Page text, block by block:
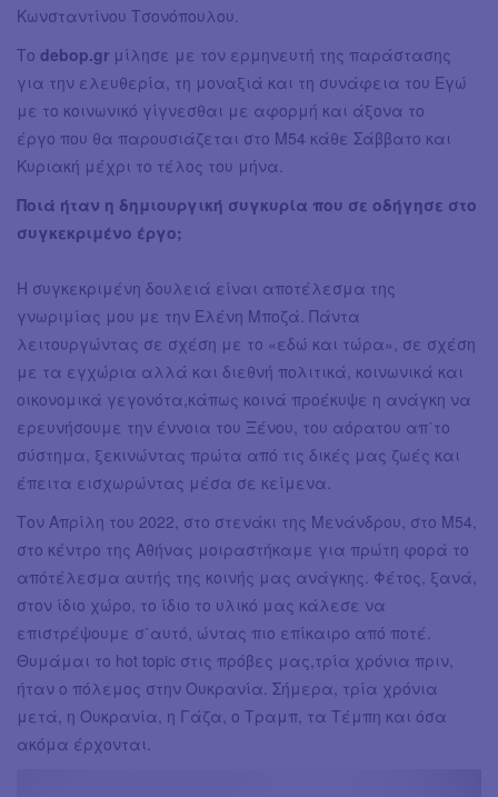
Κωνσταντίνου Τσονόπουλου.
Το debop.gr μίλησε με τον ερμηνευτή της παράστασης
για την ελευθερία, τη μοναξιά και τη συνάφεια του Εγώ
με το κοινωνικό γίγνεσθαι με αφορμή και άξονα το
έργο που θα παρουσιάζεται στο Μ54 κάθε Σάββατο και
Κυριακή μέχρι το τέλος του μήνα.
Ποιά ήταν η δημιουργική συγκυρία που σε οδήγησε στο
συγκεκριμένο έργο;
Η συγκεκριμένη δουλειά είναι αποτέλεσμα της
γνωριμίας μου με την Ελένη Μποζά. Πάντα
λειτουργώντας σε σχέση με το «εδώ και τώρα», σε σχέση
με τα εγχώρια αλλά και διεθνή πολιτικά, κοινωνικά και
οικονομικά γεγονότα,κάπως κοινά προέκυψε η ανάγκη να
ερευνήσουμε την έννοια του Ξένου, του αόρατου απ΄το
σύστημα, ξεκινώντας πρώτα από τις δικές μας ζωές και
έπειτα εισχωρώντας μέσα σε κείμενα.
Τον Απρίλη του 2022, στο στενάκι της Μενάνδρου, στο Μ54,
στο κέντρο της Αθήνας μοιραστήκαμε για πρώτη φορά το
απότέλεσμα αυτής της κοινής μας ανάγκης. Φέτος, ξανά,
στον ίδιο χώρο, το ίδιο το υλικό μας κάλεσε να
επιστρέψουμε σ΄αυτό, ώντας πιο επίκαιρο από ποτέ.
Θυμάμαι το hot topic στις πρόβες μας,τρία χρόνια πριν,
ήταν ο πόλεμος στην Ουκρανία. Σήμερα, τρία χρόνια
μετά, η Ουκρανία, η Γάζα, ο Τραμπ, τα Τέμπη και όσα
ακόμα έρχονται.